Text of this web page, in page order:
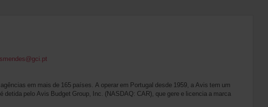
smendes@gci.pt
em mais de 165 países. A operar em Portugal desde 1959, a Avis tem um
pelo Avis Budget Group, Inc. (NASDAQ: CAR), que gere e licencia a marca